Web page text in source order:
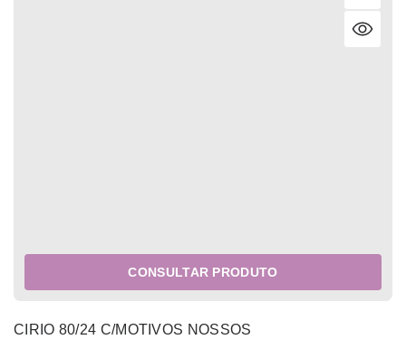
CONSULTAR PRODUTO
CIRIO 80/24 C/MOTIVOS NOSSOS